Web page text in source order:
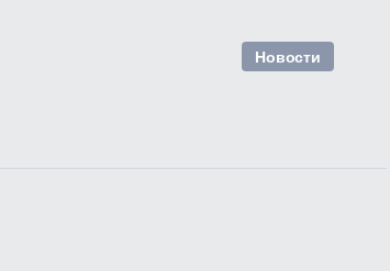
Новости